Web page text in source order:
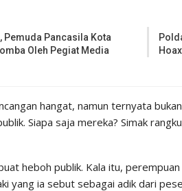
Pemuda Pancasila Kota
Oleh Pegiat Media
Hoax
hangat, namun ternyata
Siapa saja mereka? Simak
heboh publik. Kala itu,
yang ia sebut sebagai adik dari